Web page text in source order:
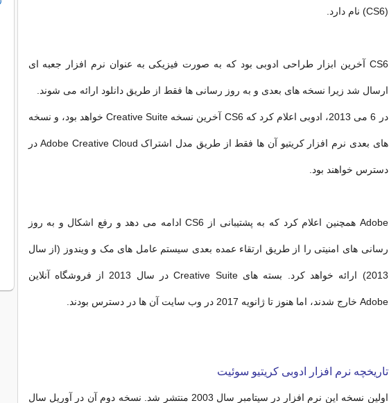
(CS6) نام دارد.
CS6 آخرین ابزار طراحی ادوبی بود که به صورت فیزیکی به عنوان نرم افزار جعبه ای
ارسال شد زیرا نسخه های بعدی و به روز رسانی ها فقط از طریق دانلود ارائه می شوند.
در 6 می 2013، ادوبی اعلام کرد که CS6 آخرین نسخه Creative Suite خواهد بود، و نسخه
‌های بعدی نرم ‌افزار کریتیو آن ‌ها فقط از طریق مدل اشتراک Adobe Creative Cloud در
دسترس خواهند بود.
Adobe همچنین اعلام کرد که به پشتیبانی از CS6 ادامه می‌ دهد و رفع اشکال و به ‌روز
رسانی‌ های امنیتی را از طریق ارتقاء عمده بعدی سیستم‌ عامل‌ های مک و ویندوز (از سال
2013) ارائه خواهد کرد. بسته‌ های Creative Suite در سال 2013 از فروشگاه آنلاین
Adobe خارج شدند، اما هنوز تا ژانویه 2017 در وب ‌سایت آن‌ ها در دسترس بودند.
تاریخچه نرم افزار ادوبی کریتیو سوئیت
اولین نسخه این نرم افزار در سپتامبر سال 2003 منتشر شد. نسخه دوم آن در آوریل سال